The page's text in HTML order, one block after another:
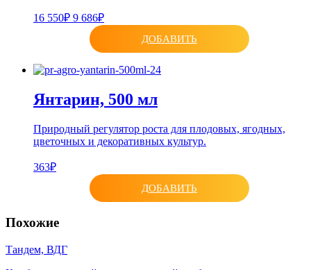
16 550₽ 9 686₽
ДОБАВИТЬ
Янтарин, 500 мл
Природный регулятор роста для плодовых, ягодных,
цветочных и декоративных культур.
363₽
ДОБАВИТЬ
Похожие
Тандем, ВДГ